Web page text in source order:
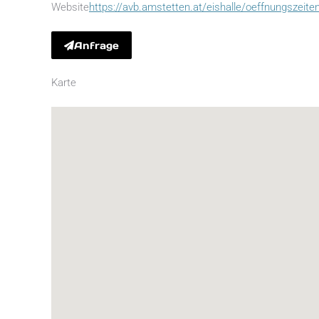
Websitehttps://avb.amstetten.at/eishalle/
Anfrage
Karte